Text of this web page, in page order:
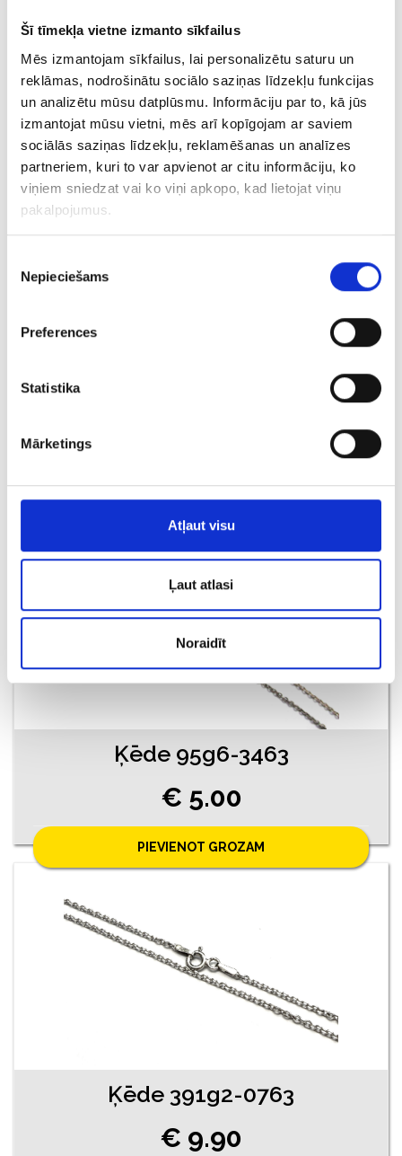
Šī tīmekļa vietne izmanto sīkfailus
Mēs izmantojam sīkfailus, lai personalizētu saturu un
reklāmas, nodrošinātu sociālo saziņas līdzekļu funkcijas
un analizētu mūsu datplūsmu. Informāciju par to, kā jūs
izmantojat mūsu vietni, mēs arī kopīgojam ar saviem
sociālās saziņas līdzekļu, reklamēšanas un analīzes
partneriem, kuri to var apvienot ar citu informāciju, ko
viņiem sniedzat vai ko viņi apkopo, kad lietojat viņu
pakalpojumus.
izvēle
Nepieciešams
Preferences
Statistika
Mārketings
Atļaut visu
Ļaut atlasi
Noraidīt
€ 8.00
PIEVIENOT GROZAM
Ķēde 95g6-3463
€ 5.00
PIEVIENOT GROZAM
Ķēde 391g2-0763
€ 9.90